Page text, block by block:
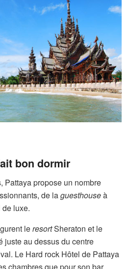
bon dormir
Pattaya propose un nombre
de laguesthouseà
de luxe.
leresortSheraton et le
juste au dessus du centre
Le Hard rock Hôtel de Pattaya
chambres que pour son bar